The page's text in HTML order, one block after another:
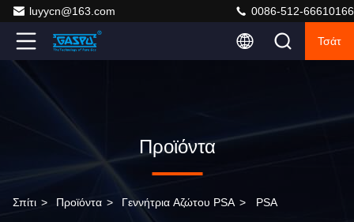
luyycn@163.com 0086-512-66610166
Τσάτ
Προϊόντα
Σπίτι > Προϊόντα > Γεννήτρια Αζώτου PSA > PSA